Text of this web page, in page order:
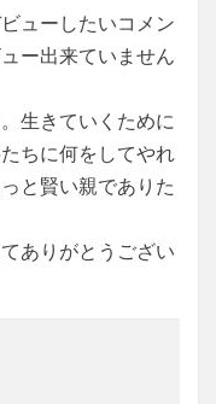
ューしたいコメン
ー出来ていません
生きていくために
ちに何をしてやれ
と賢い親でありた
ありがとうござい